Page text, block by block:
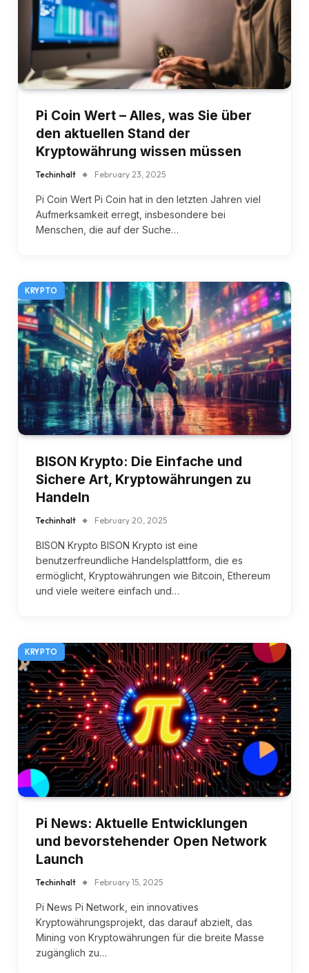
Pi Coin Wert – Alles, was Sie über
den aktuellen Stand der
Kryptowährung wissen müssen
Techinhalt February 23, 2025
Pi Coin Wert Pi Coin hat in den letzten Jahren viel
Aufmerksamkeit erregt, insbesondere bei
Menschen, die auf der Suche…
KRYPTO
BISON Krypto: Die Einfache und
Sichere Art, Kryptowährungen zu
Handeln
Techinhalt February 20, 2025
BISON Krypto BISON Krypto ist eine
benutzerfreundliche Handelsplattform, die es
ermöglicht, Kryptowährungen wie Bitcoin, Ethereum
und viele weitere einfach und…
KRYPTO
Pi News: Aktuelle Entwicklungen
und bevorstehender Open Network
Launch
Techinhalt February 15, 2025
Pi News Pi Network, ein innovatives
Kryptowährungsprojekt, das darauf abzielt, das
Mining von Kryptowährungen für die breite Masse
zugänglich zu…